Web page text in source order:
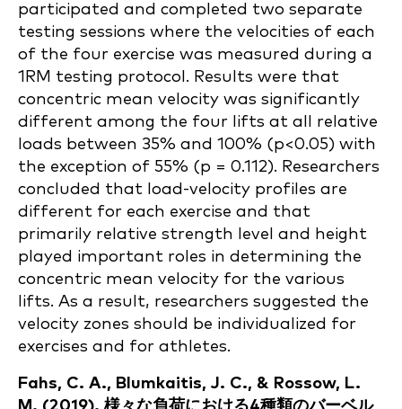
participated and completed two separate
testing sessions where the velocities of each
of the four exercise was measured during a
1RM testing protocol. Results were that
concentric mean velocity was significantly
different among the four lifts at all relative
loads between 35% and 100% (p<0.05) with
the exception of 55% (p = 0.112). Researchers
concluded that load-velocity profiles are
different for each exercise and that
primarily relative strength level and height
played important roles in determining the
concentric mean velocity for the various
lifts. As a result, researchers suggested the
velocity zones should be individualized for
exercises and for athletes.
Fahs, C. A., Blumkaitis, J. C., & Rossow, L.